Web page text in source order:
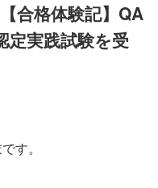
合格体験記】QA
実践試験を受
す。